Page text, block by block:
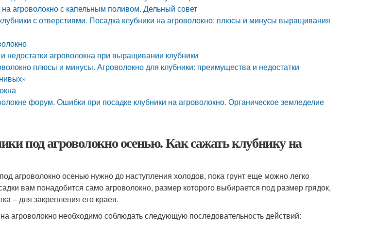
на агроволокно с капельным поливом. Дельный совет
с отверстиями. Посадка клубники на агроволокно: плюсы и минусы выращивания
недостатки агроволокна при выращивании клубники
плюсы и минусы. Агроволокно для клубники: преимущества и недостатки
форум. Ошибки при посадке клубники на агроволокно. Органическое земледелие
под агроволокно осенью. Как сажать клубнику на
агроволокно осенью нужно до наступления холодов, пока грунт еще можно легко
вам понадобится само агроволокно, размер которого выбирается под размер грядок,
– для закрепления его краев.
агроволокно необходимо соблюдать следующую последовательность действий: